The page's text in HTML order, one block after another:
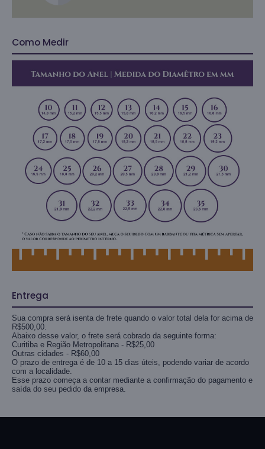
Como Medir
Entrega
Sua compra será isenta de frete quando o valor total dela for acima de
R$500,00.
Abaixo desse valor, o frete será cobrado da seguinte forma:
Curitiba e Região Metropolitana - R$25,00
Outras cidades - R$60,00
O prazo de entrega é de 10 a 15 dias úteis, podendo variar de acordo
com a localidade.
Esse prazo começa a contar mediante a confirmação do pagamento e
saída do seu pedido da empresa.